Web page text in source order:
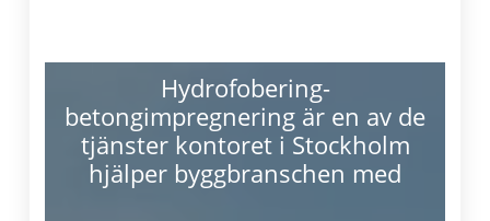
Hydrofobering-
betongimpregnering är en av de
tjänster kontoret i Stockholm
hjälper byggbranschen med